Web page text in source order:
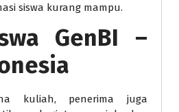
siswa kurang mampu.
GenBI –
kuliah, penerima juga